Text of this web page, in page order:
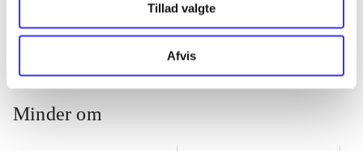
Tillad valgte
Afvis
Minder om